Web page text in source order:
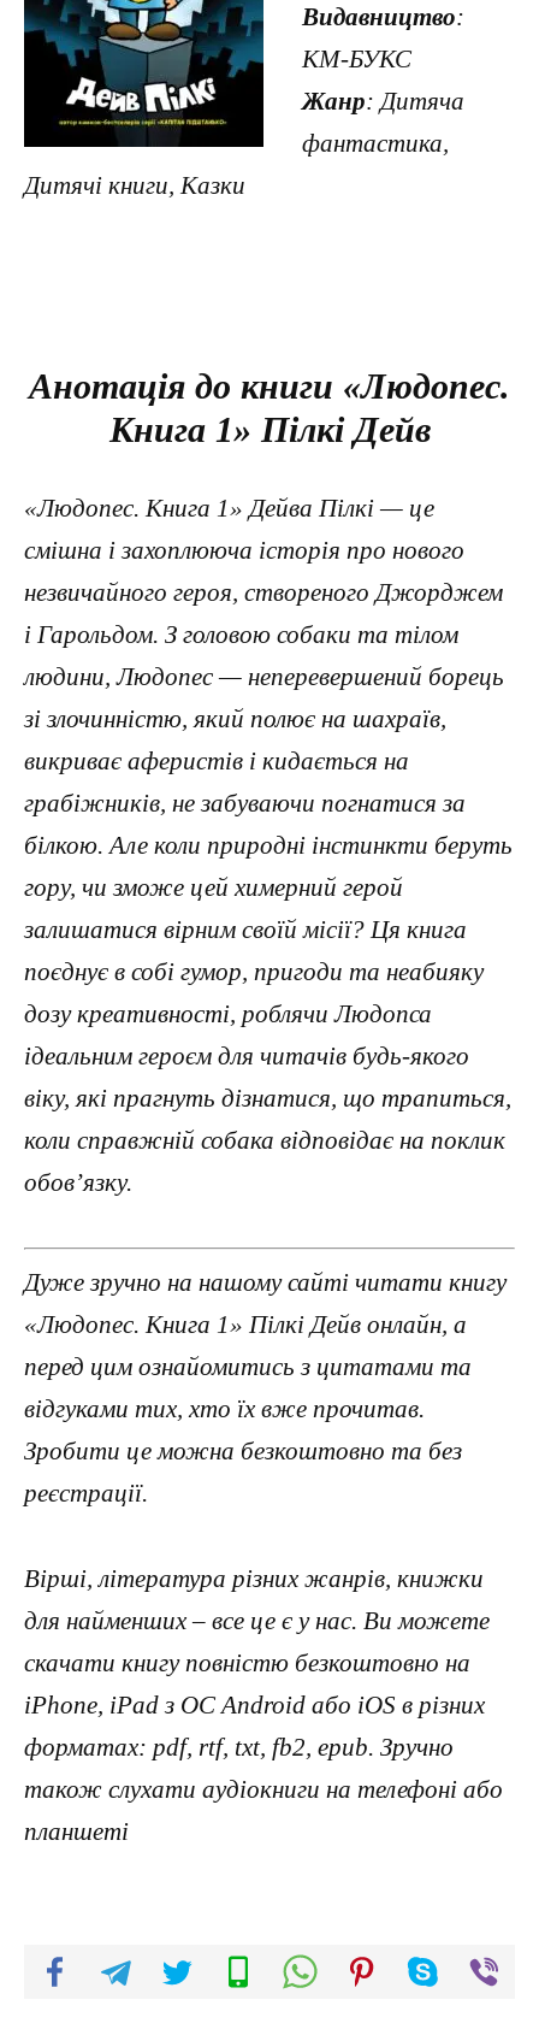
Видавництво:
КМ-БУКС
Жанр: Дитяча
фантастика,
Дитячі книги, Казки
Анотація до книги «Людопес.
Книга 1» Пілкі Дейв
«Людопес. Книга 1» Дейва Пілкі — це
смішна і захоплююча історія про нового
незвичайного героя, створеного Джорджем
і Гарольдом. З головою собаки та тілом
людини, Людопес — неперевершений борець
зі злочинністю, який полює на шахраїв,
викриває аферистів і кидається на
грабіжників, не забуваючи погнатися за
білкою. Але коли природні інстинкти беруть
гору, чи зможе цей химерний герой
залишатися вірним своїй місії? Ця книга
поєднує в собі гумор, пригоди та неабияку
дозу креативності, роблячи Людопса
ідеальним героєм для читачів будь-якого
віку, які прагнуть дізнатися, що трапиться,
коли справжній собака відповідає на поклик
обов’язку.
Дуже зручно на нашому сайті читати книгу
«Людопес. Книга 1» Пілкі Дейв онлайн, а
перед цим ознайомитись з цитатами та
відгуками тих, хто їх вже прочитав.
Зробити це можна безкоштовно та без
реєстрації.
Вірші, література різних жанрів, книжки
для найменших – все це є у нас. Ви можете
скачати книгу повністю безкоштовно на
iPhone, iPad з ОС Android або iOS в різних
форматах: pdf, rtf, txt, fb2, epub. Зручно
також слухати аудіокниги на телефоні або
планшеті